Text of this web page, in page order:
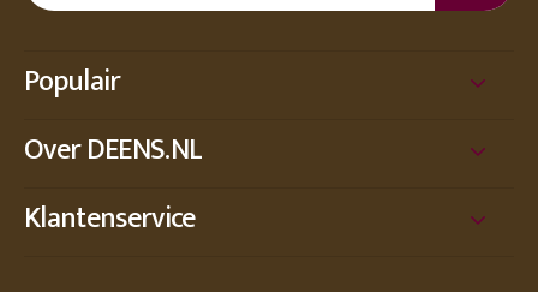
Populair
Over DEENS.NL
Klantenservice